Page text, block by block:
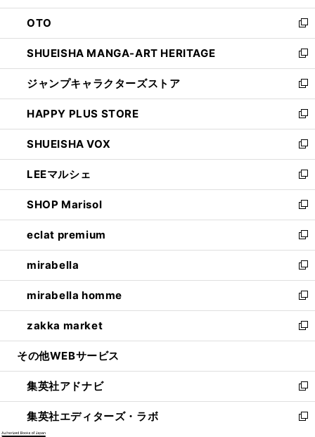
ウ
で
開
く
ン
ド
ウ
で
開
く
OTO
新
し
い
ウ
ィ
ン
ド
ウ
で
開
く
SHUEISHA MANGA-ART HERITAGE
新
し
い
ウ
ィ
ン
ド
ウ
で
開
く
ジャンプキャラクターズストア
新
し
い
ウ
ィ
ン
ド
ウ
で
開
く
HAPPY PLUS STORE
新
し
い
ウ
ィ
ン
ド
ウ
で
開
く
SHUEISHA VOX
新
し
い
ウ
ィ
ン
ド
ウ
で
開
く
LEEマルシェ
新
し
い
ウ
ィ
ン
ド
ウ
で
開
く
SHOP Marisol
新
し
い
ウ
ィ
ン
ド
ウ
で
開
eclat premium
新
し
い
ウ
ィ
ン
ド
ウ
開
く
mirabella
新
し
い
ウ
ィ
ン
ウ
で
開
く
mirabella homme
新
し
い
ウ
ン
ド
ウ
で
zakka market
新
し
ウ
ィ
ン
ド
その他WEBサービス
集英社アドナビ
新
し
い
集英社エディターズ・ラボ
新